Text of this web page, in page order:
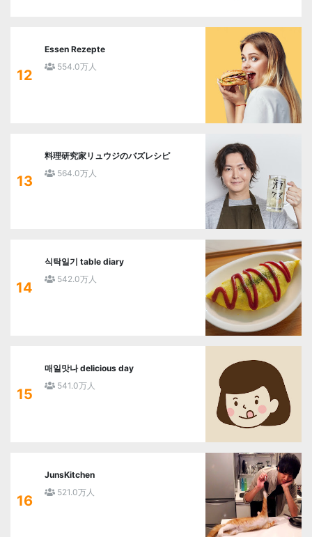
12
Essen Rezepte
554.0万人
13
料理研究家リュウジのバズレシピ
564.0万人
14
식탁일기 table diary
542.0万人
15
매일맛나 delicious day
541.0万人
16
JunsKitchen
521.0万人